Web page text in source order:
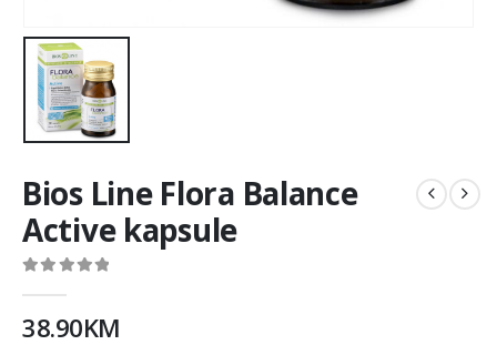
Bios Line Flora Balance
Active kapsule
38.90KM